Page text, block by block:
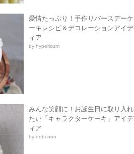
愛情たっぷり！手作りバースデーケ
ーキレシピ＆デコレーションアイデ
ィア
by hypericum
みんな笑顔に！お誕生日に取り入れ
たい「キャラクターケーキ」アイデ
ィア
by nobi-non